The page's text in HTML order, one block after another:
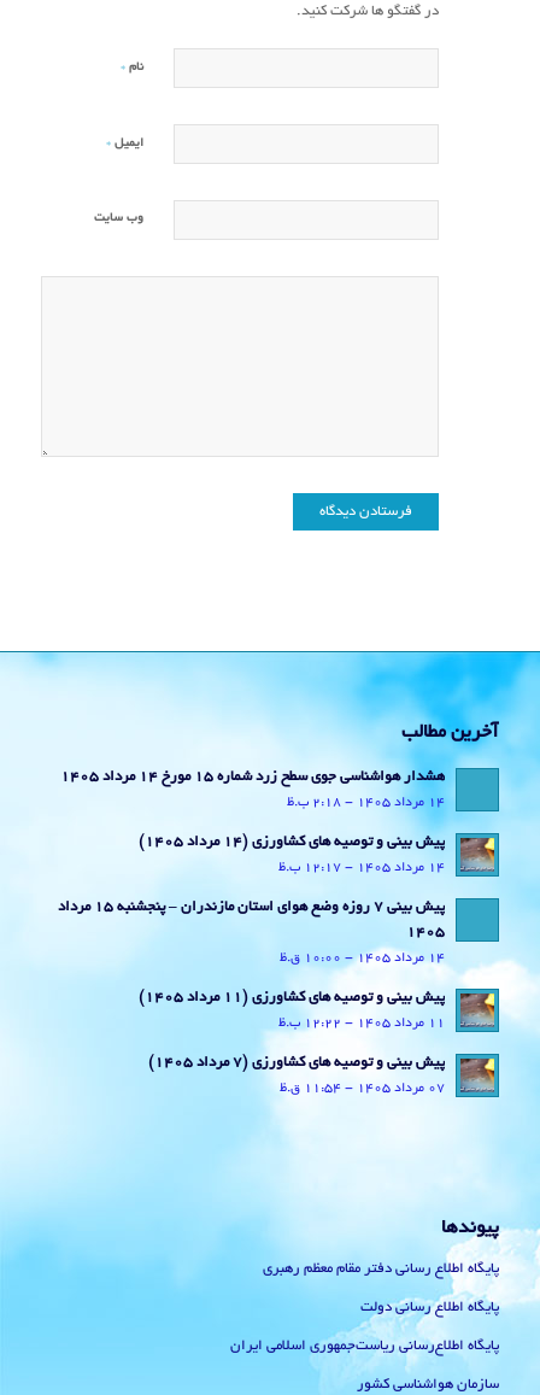
در گفتگو ها شرکت کنید.
نام *
ایمیل *
وب‌ سایت
آخرین مطالب
هشدار هواشناسی جوی سطح زرد شماره 15 مورخ 14 مرداد 1405
14 مرداد 1405 - 2:18 ب.ظ
پیش بینی و توصیه های کشاورزی (14 مرداد ۱۴۰۵)
14 مرداد 1405 - 12:17 ب.ظ
پیش بینی 7 روزه وضع هوای استان مازندران – پنجشنبه 15 مرداد
1405
14 مرداد 1405 - 10:00 ق.ظ
پیش بینی و توصیه های کشاورزی (11 مرداد ۱۴۰۵)
11 مرداد 1405 - 12:22 ب.ظ
پیش بینی و توصیه های کشاورزی (7 مرداد ۱۴۰۵)
07 مرداد 1405 - 11:54 ق.ظ
پیوندها
پایگاه اطلاع رسانی دفتر مقام معظم رهبری
پایگاه اطلاع رسانی دولت
پایگاه اطلاع‌رسانی ریاست‌جمهوری اسلامی ایران
سازمان هواشناسی کشور